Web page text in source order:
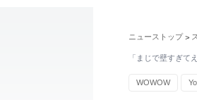
ニューストップ >
「まじで壁すぎて
WOWOW